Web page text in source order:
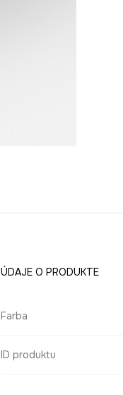
ÚDAJE O PRODUKTE
Farba
ID produktu